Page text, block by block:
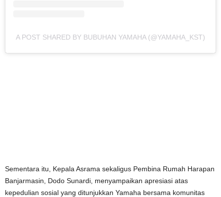
A POST SHARED BY BUBUHAN YAMAHA (@YAMAHA_KST)
Sementara itu, Kepala Asrama sekaligus Pembina Rumah Harapan
Banjarmasin, Dodo Sunardi, menyampaikan apresiasi atas
kepedulian sosial yang ditunjukkan Yamaha bersama komunitas